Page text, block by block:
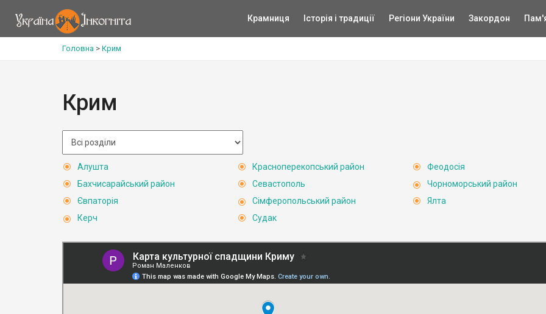
Крамниця Історія і традиції Регіони України Закордон
Головна > Крим
Крим
Алушта
Бахчисарайський район
Євпаторія
Керч
Красноперекопський район
Севастополь
Сімферопольський район
Судак
Феодосія
Чорноморський район
Ялта